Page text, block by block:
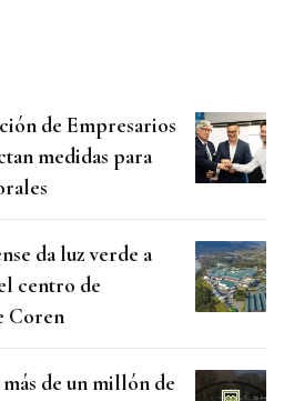
de Empresarios
medidas para
da luz verde a
centro de
Coren
de un millón de